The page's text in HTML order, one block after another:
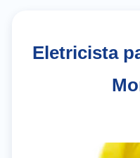
Eletricista